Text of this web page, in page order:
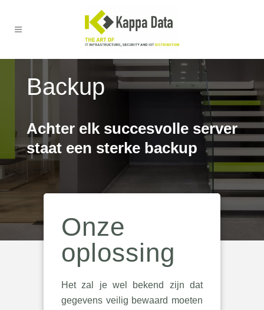
Backup
Achter elk succesvolle server
staat een sterke backup
Onze
oplossing
Het zal je wel bekend zijn dat
gegevens veilig bewaard moeten